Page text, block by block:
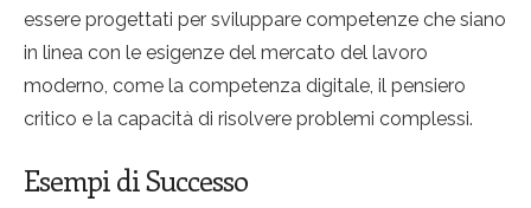
essere progettati per sviluppare competenze che siano
in linea con le esigenze del mercato del lavoro
moderno, come la competenza digitale, il pensiero
critico e la capacità di risolvere problemi complessi.
Esempi di Successo